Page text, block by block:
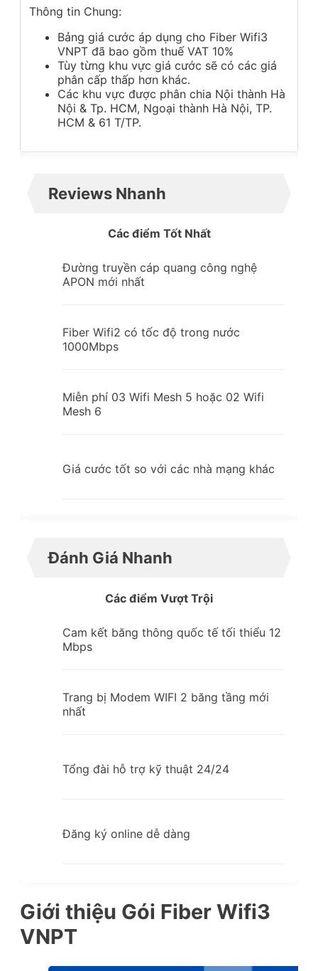
Thông tin Chung:
Bảng giá cước áp dụng cho Fiber Wifi3
VNPT đã bao gồm thuế VAT 10%
Tùy từng khu vực giá cước sẽ có các giá
phân cấp thấp hơn khác.
Các khu vực được phân chia Nội thành Hà
Nội & Tp. HCM, Ngoại thành Hà Nội, TP.
HCM & 61 T/TP.
Reviews Nhanh
Các điểm Tốt Nhất
Đường truyền cáp quang công nghệ
APON mới nhất
Fiber Wifi2 có tốc độ trong nước
1000Mbps
Miễn phí 03 Wifi Mesh 5 hoặc 02 Wifi
Mesh 6
Giá cước tốt so với các nhà mạng khác
Đánh Giá Nhanh
Các điểm Vượt Trội
Cam kết băng thông quốc tế tối thiểu 12
Mbps
Trang bị Modem WIFI 2 băng tầng mới
nhất
Tổng đài hỗ trợ kỹ thuật 24/24
Đăng ký online dễ dàng
Giới thiệu Gói Fiber Wifi3
VNPT